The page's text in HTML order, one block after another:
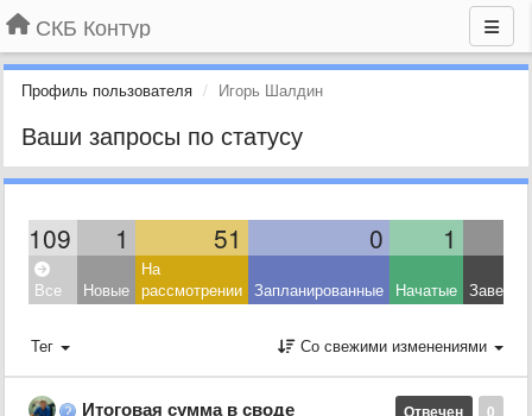
СКБ Контур
Профиль пользователя Игорь Шалдин
Ваши запросы по статусу
109 1 51 0 1
Все Новые
На
рассмотрении Запланированные Начатые
Тег Со свежими изменениями
0
Отвечен
Итоговая сумма в своде